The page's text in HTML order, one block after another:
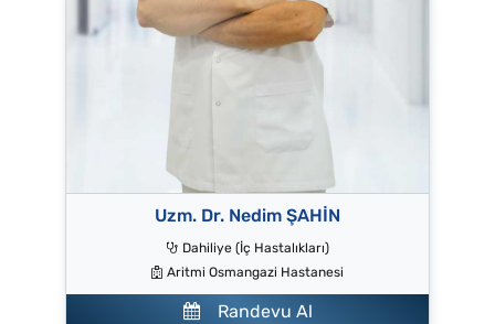
Uzm. Dr. Nedim ŞAHİN
Dahiliye (İç Hastalıkları)
Aritmi Osmangazi Hastanesi
Randevu Al